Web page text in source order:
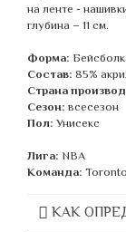
на ленте -
глубина – 11 см.
Форма:
Состав: 85%
Страна
Сезон: всесезон
Пол: Унисекс
Лига: NBA
Команда:
КАК